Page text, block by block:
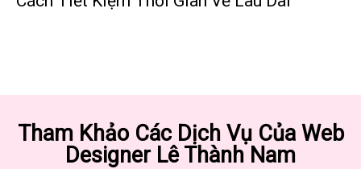
Tham Khảo Các Dịch Vụ Của Web
Designer Lê Thành Nam